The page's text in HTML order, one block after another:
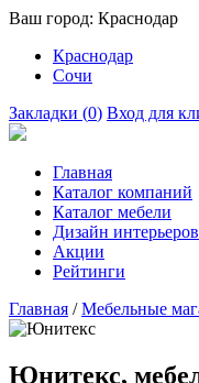
Ваш город: Краснодар
Краснодар
Сочи
Закладки (0) Вход для
Главная
Каталог компаний
Каталог мебели
Дизайн интерьеров
Акции
Рейтинги
Главная /Мебельные
Юнитекс,